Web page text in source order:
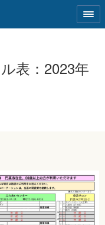
表：2023年